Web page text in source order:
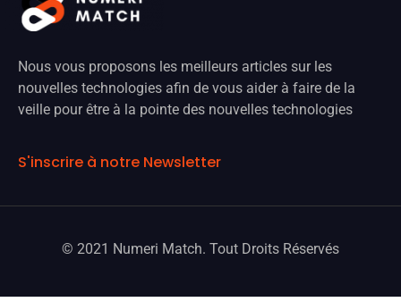
Nous vous proposons les meilleurs articles sur les
nouvelles technologies afin de vous aider à faire de la
veille pour être à la pointe des nouvelles technologies
S'inscrire à notre Newsletter
© 2021 Numeri Match. Tout Droits Réservés